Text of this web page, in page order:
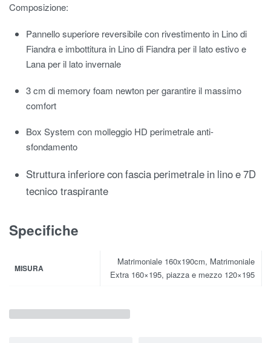
Composizione:
Pannellosuperiore reversibilecon rivestimento in Linodi
Fiandrae imbottitura in Linodi Fiandraper il latoestivoe
Lanaper il lato invernale
3cm di memory foam newtonpergarantire il massimo
comfort
Box System con molleggio HD perimetraleanti-
sfondamento
Struttura inferioreconfascia perimetrale in linoe7D
tecnicotraspirante
Specifiche
MISURA
Matrimoniale 160x190cm, Matrimoniale
Extra 160×195, piazza e mezzo 120×195